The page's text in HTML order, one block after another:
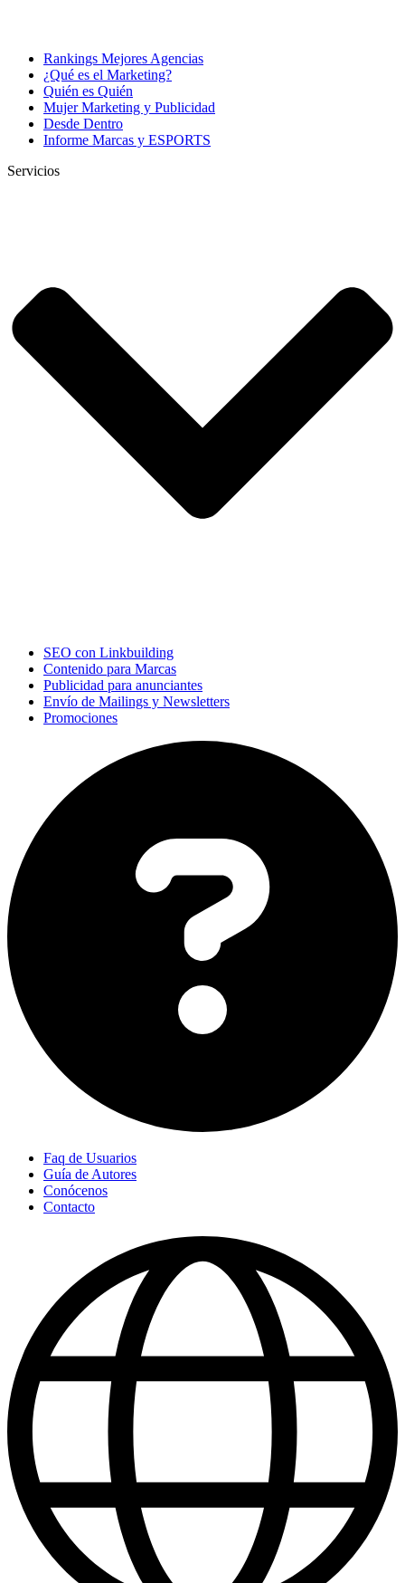
Rankings Mejores Agencias
¿Qué es el Marketing?
Quién es Quién
Mujer Marketing y Publicidad
Desde Dentro
Informe Marcas y ESPORTS
Servicios
SEO con Linkbuilding
Contenido para Marcas
Publicidad para anunciantes
Envío de Mailings y Newsletters
Promociones
Faq de Usuarios
Guía de Autores
Conócenos
Contacto